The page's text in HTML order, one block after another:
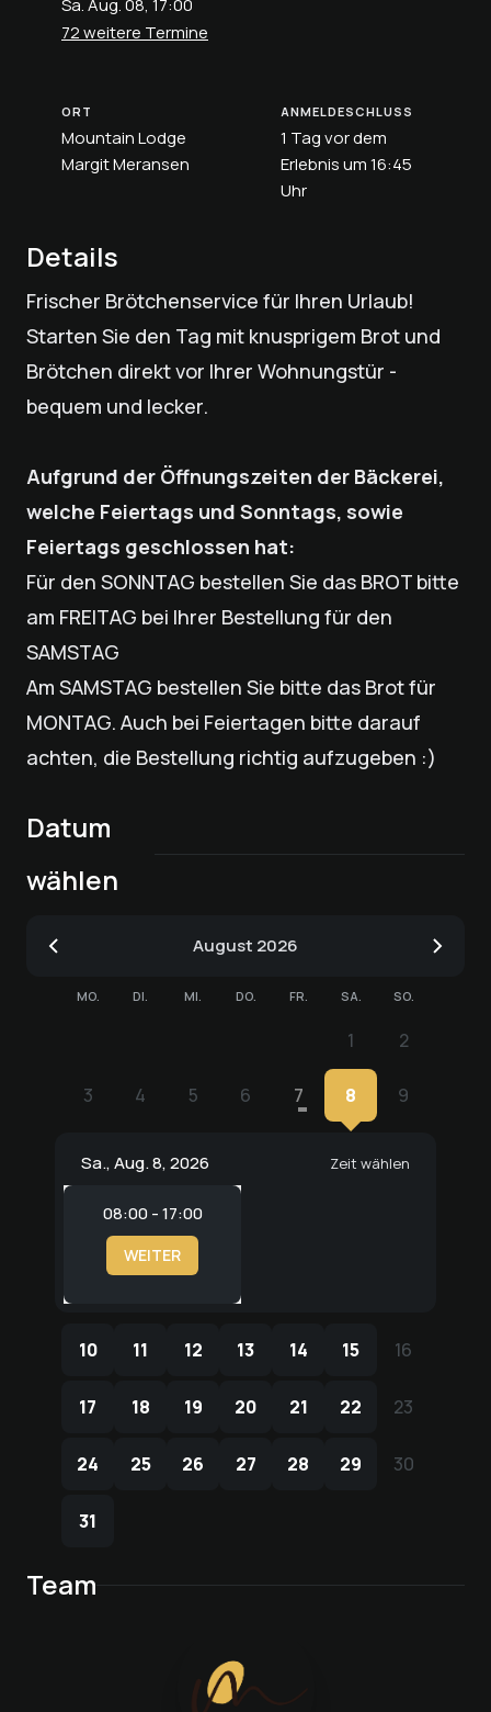
Sa. Aug. 08, 17:00
72 weitere Termine
ORT
Mountain Lodge
Margit Meransen
ANMELDESCHLUSS
1 Tag vor dem
Erlebnis um 16:45
Uhr
Details
Frischer Brötchenservice für Ihren Urlaub!
Starten Sie den Tag mit knusprigem Brot und
Brötchen direkt vor Ihrer Wohnungstür -
bequem und lecker.
Aufgrund der Öffnungszeiten der Bäckerei,
welche Feiertags und Sonntags, sowie
Feiertags geschlossen hat:
Für den SONNTAG bestellen Sie das BROT bitte
am FREITAG bei Ihrer Bestellung für den
SAMSTAG
Am SAMSTAG bestellen Sie bitte das Brot für
MONTAG. Auch bei Feiertagen bitte darauf
achten, die Bestellung richtig aufzugeben :)
Datum
wählen
August 2026
MO. DI. MI. DO. FR. SA. SO.
11 2
2
3
3 4
4 5
5 6
6 7
7 8
8 9
9
Sa., Aug. 8, 2026 Zeit wählen
08:00 - 17:00
WEITER
10
10 11
11 12
12 13
13 14
14 15
15 16
16
17
17 18
18 19
19 20
20 21
21 22
22 23
23
24
24 25
25 26
26 27
27 28
28 29
29 30
30
31
31
Team